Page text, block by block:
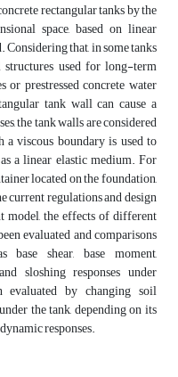
rectangular tanks by the
space, based on linear
that, in some tanks
used for long-term
or prestressed concrete water
tank wall can cause a
the tank walls are considered
viscous boundary is used to
a linear elastic medium. For
located on the foundation,
current regulations and design
model, the effects of different
evaluated and comparisons
base shear, base moment,
sloshing responses under
by changing soil
the tank, depending on its
responses.